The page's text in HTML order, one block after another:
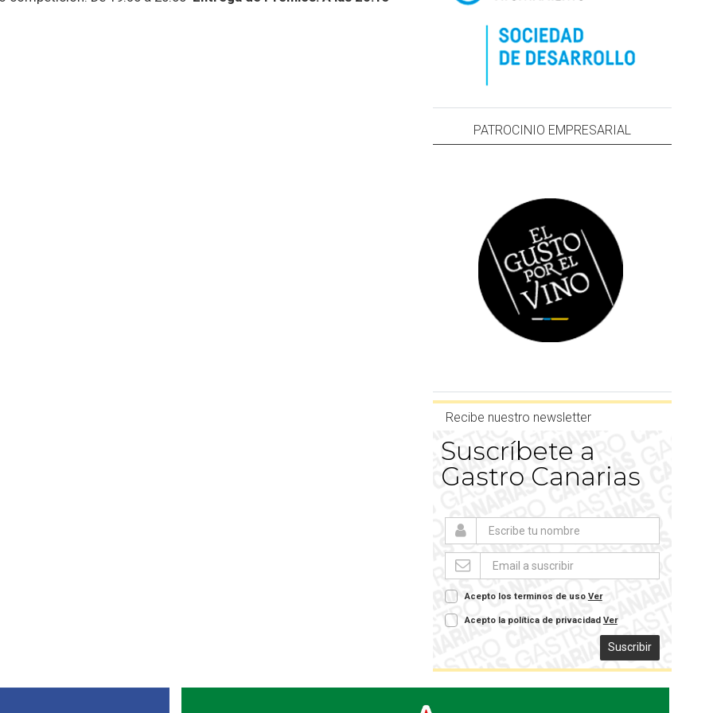
PATROCINIO EMPRESARIAL
Recibe nuestro newsletter
Suscríbete a
Gastro Canarias
Acepto los terminos de uso Ver
Acepto la política de privacidad Ver
Suscribir